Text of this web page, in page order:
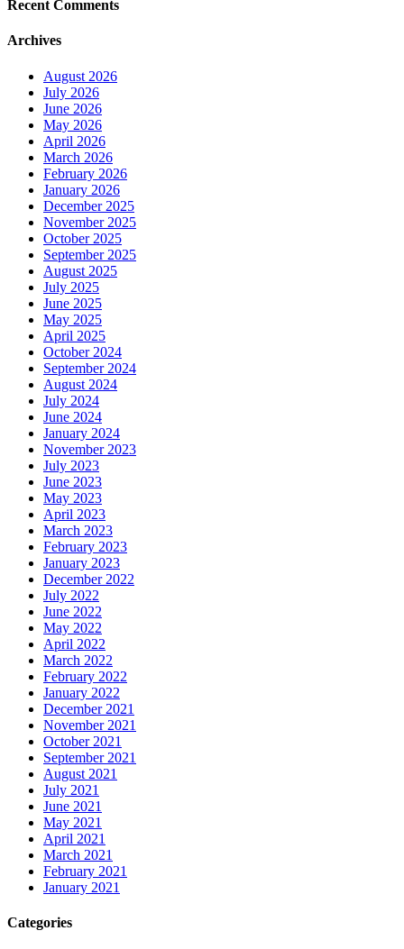
Recent Comments
Archives
August 2026
July 2026
June 2026
May 2026
April 2026
March 2026
February 2026
January 2026
December 2025
November 2025
October 2025
September 2025
August 2025
July 2025
June 2025
May 2025
April 2025
October 2024
September 2024
August 2024
July 2024
June 2024
January 2024
November 2023
July 2023
June 2023
May 2023
April 2023
March 2023
February 2023
January 2023
December 2022
July 2022
June 2022
May 2022
April 2022
March 2022
February 2022
January 2022
December 2021
November 2021
October 2021
September 2021
August 2021
July 2021
June 2021
May 2021
April 2021
March 2021
February 2021
January 2021
Categories